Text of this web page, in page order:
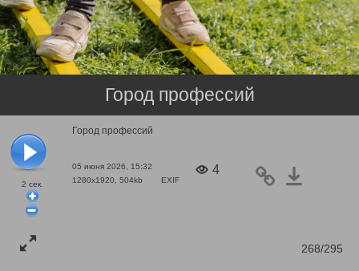
2 сек.
Город профессий
05 июня 2026, 15:32
1280x1920, 504kb
EXIF
4
268/295
Город профессий